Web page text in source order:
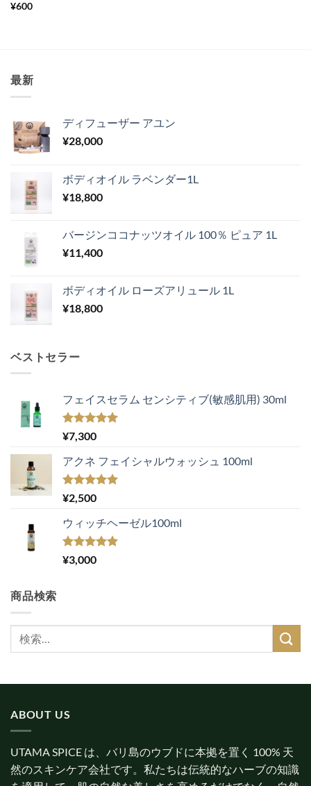
¥600
最新
ディフューザー アユン
¥28,000
ボディオイル ラベンダー1L
¥18,800
バージンココナッツオイル 100％ ピュア 1L
¥11,400
ボディオイル ローズアリュール 1L
¥18,800
ベストセラー
フェイスセラム センシティブ(敏感肌用) 30ml
5段階中
5.00
¥7,300
アクネ フェイシャルウォッシュ 100ml
5段階中
5.00
¥2,500
ウィッチヘーゼル100ml
5段階中
5.00
¥3,000
商品検索
ABOUT US
UTAMA SPICE は、バリ島のウブドに本拠を置く 100% 天
然のスキンケア会社です。私たちは伝統的なハーブの知識